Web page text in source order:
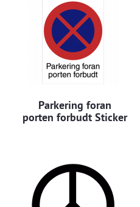
Parkering foran
porten forbudt Sticker